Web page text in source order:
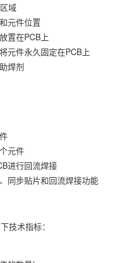
域
元件位置
置在PCB上
元件永久固定在PCB上
焊剂
元件
进行回流焊接
同步贴片和回流焊接功能
技术指标：